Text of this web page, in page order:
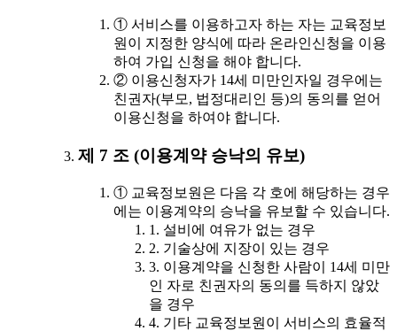
① 서비스를 이용하고자 하는 자는 교육정보
원이 지정한 양식에 따라 온라인신청을 이용
하여 가입 신청을 해야 합니다.
② 이용신청자가 14세 미만인자일 경우에는
친권자(부모, 법정대리인 등)의 동의를 얻어
이용신청을 하여야 합니다.
제 7 조 (이용계약 승낙의 유보)
① 교육정보원은 다음 각 호에 해당하는 경우
에는 이용계약의 승낙을 유보할 수 있습니다.
1. 설비에 여유가 없는 경우
2. 기술상에 지장이 있는 경우
3. 이용계약을 신청한 사람이 14세 미만
인 자로 친권자의 동의를 득하지 않았
을 경우
4. 기타 교육정보원이 서비스의 효율적